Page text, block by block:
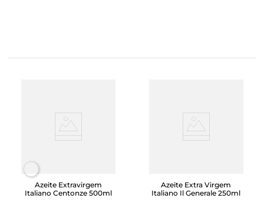
Azeite Extravirgem
Italiano Centonze 500ml
Azeite Extra Virgem
Italiano Il Generale 250ml